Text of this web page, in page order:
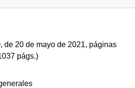
de 20 de mayo de 2021, páginas
págs.)